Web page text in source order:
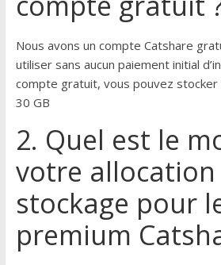
Nous avons un compte Catshare
utiliser sans aucun paiement initial
compte gratuit, vous pouvez stocker
30 GB
2. Quel est le
votre allocation
stockage pour
premium